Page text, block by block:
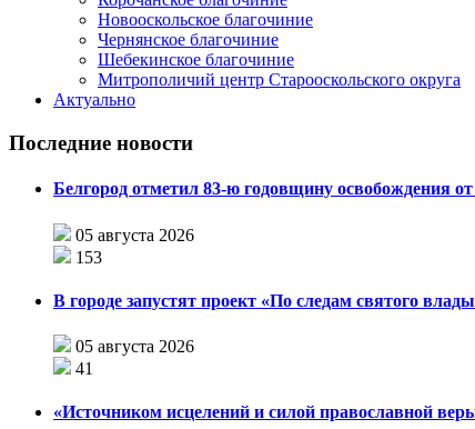
Новооскольское благочиние
Чернянское благочиние
Шебекинское благочиние
Митрополичий центр Старооскольского округа
Актуально
Последние новости
Белгород отметил 83-ю годовщину освобождения
05 августа 2026
153
В городе запустят проект «По следам святого
05 августа 2026
41
«Источником исцелений и силой православной